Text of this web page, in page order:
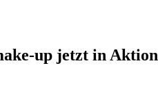
up jetzt in Aktion